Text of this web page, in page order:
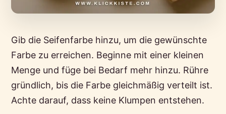
Gib die Seifenfarbe hinzu, um die gewünschte
Farbe zu erreichen. Beginne mit einer kleinen
Menge und füge bei Bedarf mehr hinzu. Rühre
gründlich, bis die Farbe gleichmäßig verteilt ist.
Achte darauf, dass keine Klumpen entstehen.